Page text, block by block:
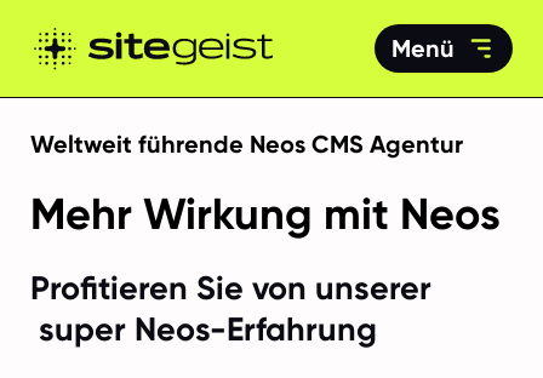
Menü
Weltweit führende Neos CMS Agentur
Mehr Wirkung mit Neos
Profitieren Sie von unserer
super Neos-Erfahrung